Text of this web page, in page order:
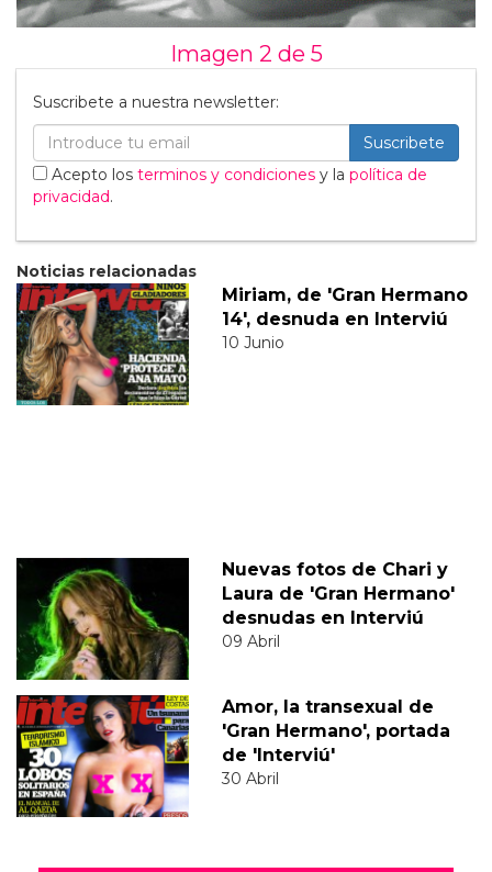
Imagen 2 de 5
Suscribete a nuestra newsletter:
Suscribete
Acepto los terminos y condiciones y la política de
privacidad.
Noticias relacionadas
Miriam, de 'Gran Hermano
14', desnuda en Interviú
10 Junio
Nuevas fotos de Chari y
Laura de 'Gran Hermano'
desnudas en Interviú
09 Abril
Amor, la transexual de
'Gran Hermano', portada
de 'Interviú'
30 Abril